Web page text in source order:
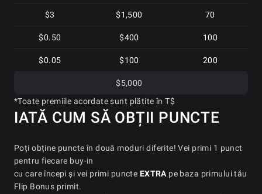
$3 $1,500 70
$0.50 $400 100
$0.05 $100 200
$5,000
*Toate premiile acordate sunt plătite în T$
IATĂ CUM SĂ OBȚII PUNCTE
Poți obține puncte în două moduri diferite! Vei primi 1 punct
pentru fiecare buy-in
cu care începi și vei primi puncte EXTRA pe baza primului tău
Flip Bonus primit.